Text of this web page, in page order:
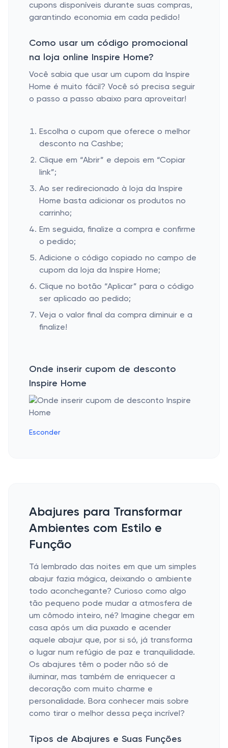
cupons disponíveis durante suas compras,
garantindo economia em cada pedido!
Como usar um código promocional
na loja online Inspire Home?
Você sabia que usar um cupom da Inspire
Home é muito fácil? Você só precisa seguir
o passo a passo abaixo para aproveitar!
Escolha o cupom que oferece o melhor
desconto na Cashbe;
Clique em “Abrir” e depois em “Copiar
link”;
Ao ser redirecionado à loja da Inspire
Home basta adicionar os produtos no
carrinho;
Em seguida, finalize a compra e confirme
o pedido;
Adicione o código copiado no campo de
cupom da loja da Inspire Home;
Clique no botão “Aplicar” para o código
ser aplicado ao pedido;
Veja o valor final da compra diminuir e a
finalize!
Onde inserir cupom de desconto
Inspire Home
Esconder
Abajures para Transformar
Ambientes com Estilo e
Função
Tá lembrado das noites em que um simples
abajur fazia mágica, deixando o ambiente
todo aconchegante? Curioso como algo
tão pequeno pode mudar a atmosfera de
um cômodo inteiro, né? Imagine chegar em
casa após um dia puxado e acender
aquele abajur que, por si só, já transforma
o lugar num refúgio de paz e tranquilidade.
Os abajures têm o poder não só de
iluminar, mas também de enriquecer a
decoração com muito charme e
personalidade. Bora conhecer mais sobre
como tirar o melhor dessa peça incrível?
Tipos de Abajures e Suas Funções